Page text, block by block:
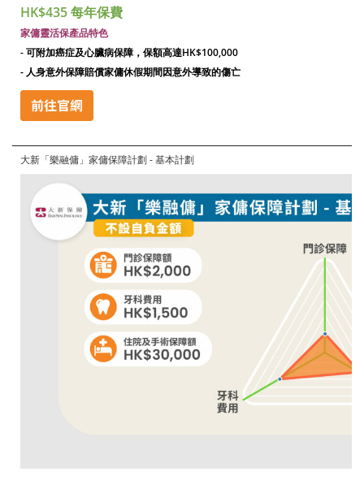
HK$435 每年保費
家傭靈活保產品特色
- 可附加癌症及心臟病保障，保額高達HK$100,000
- 人身意外保障賠償家傭休假期間因意外導致的傷亡
大新「樂融傭」家傭保障計劃 - 基本計劃